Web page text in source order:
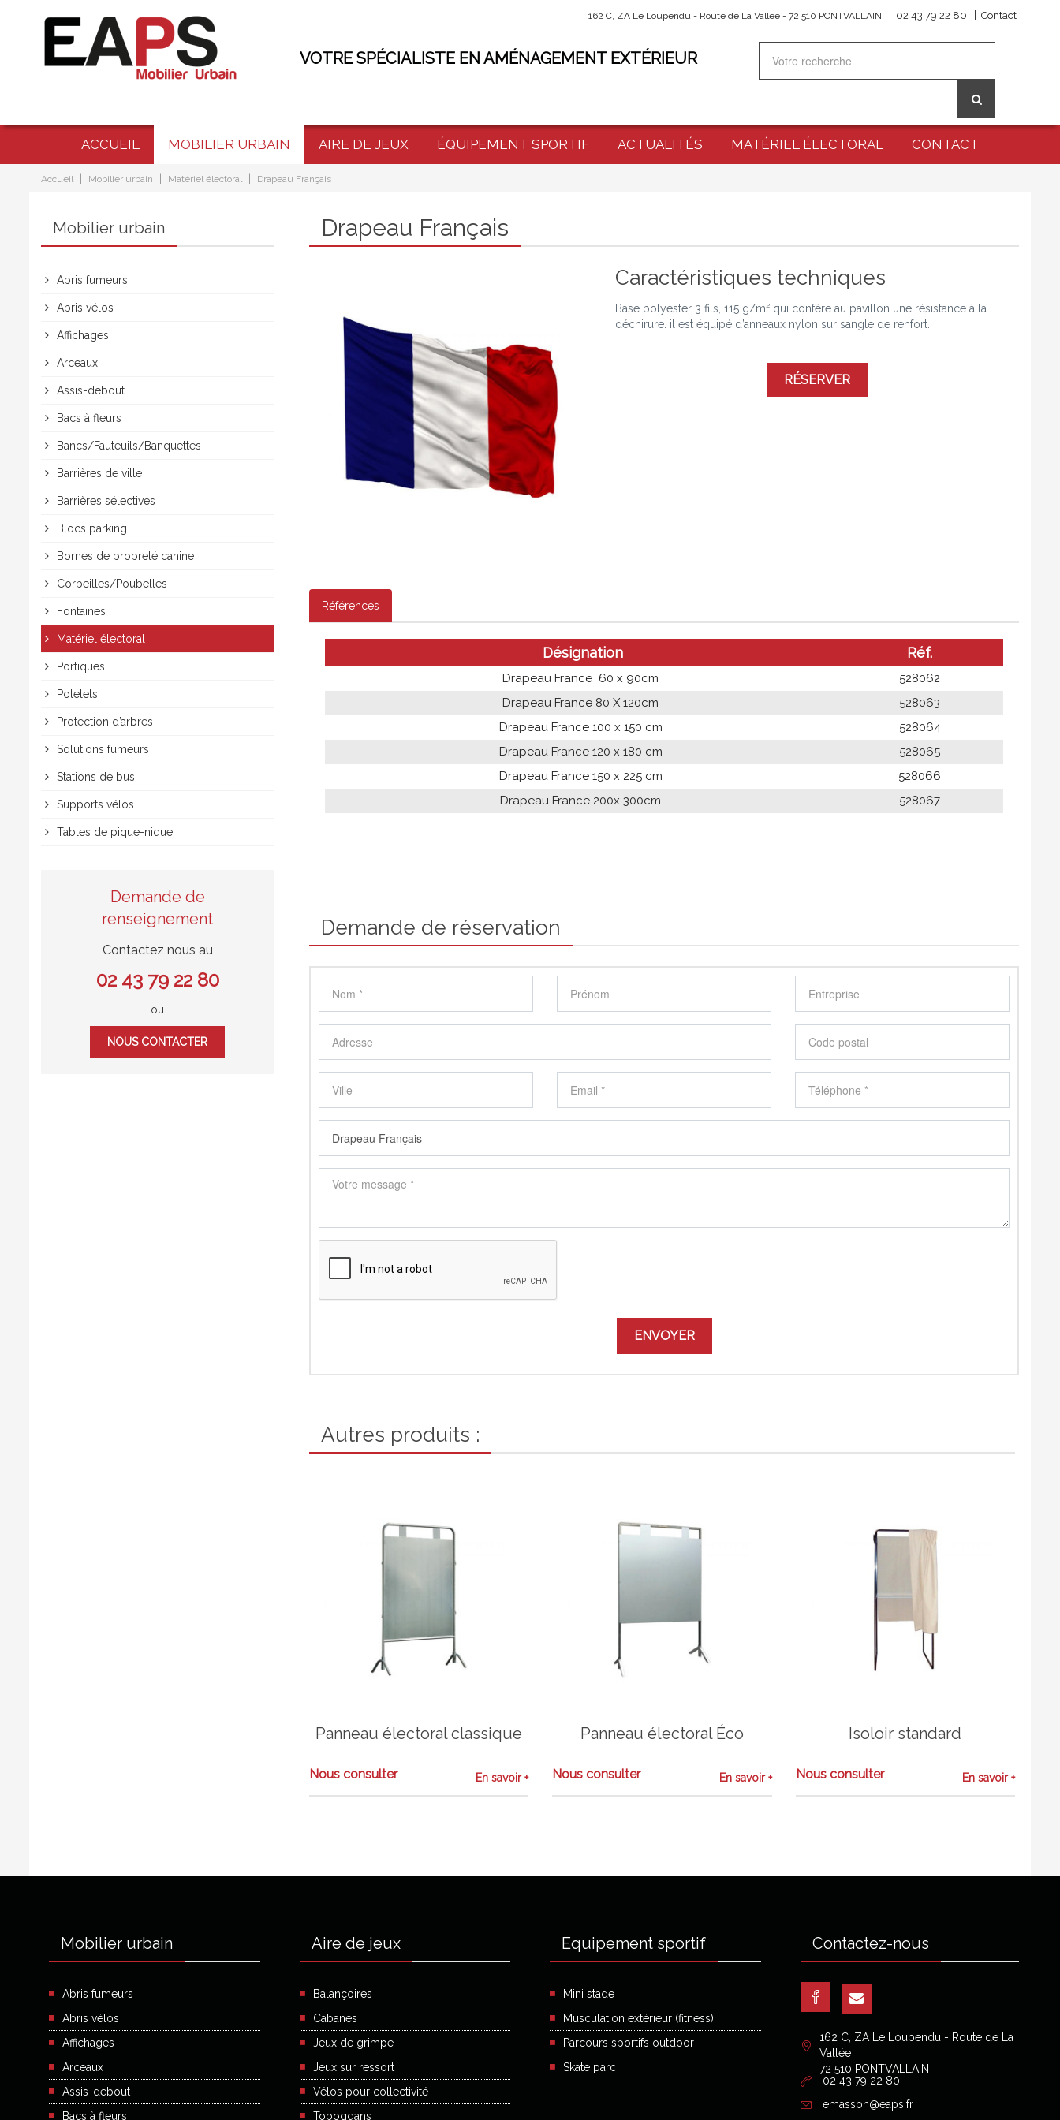
162 C, ZA Le Loupendu - Route de La Vallée - 72 510 PONTVALLAIN 02 43 79 22 80 Contact
VOTRE SPÉCIALISTE EN AMÉNAGEMENT EXTÉRIEUR
ACCUEIL MOBILIER URBAIN AIRE DE JEUX ÉQUIPEMENT SPORTIF ACTUALITÉS MATÉRIEL ÉLECTORAL CONTACT
Accueil Mobilier urbain Matériel électoral Drapeau Français
Drapeau Français
Caractéristiques techniques
Base polyester 3 fils, 115 g/m² qui confère au pavillon une résistance à la
déchirure. il est équipé d’anneaux nylon sur sangle de renfort.
RÉSERVER
Références
Désignation Réf.
Drapeau France 60 x 90cm
528062
Drapeau France 80 X 120cm
528063
Drapeau France 100 x 150 cm
528064
Drapeau France 120 x 180 cm
528065
Drapeau France 150 x 225 cm
528066
Drapeau France 200x 300cm
528067
Demande de réservation
Autres produits :
Panneau électoral classique
Nous consulter En savoir +
Panneau électoral Éco
Nous consulter En savoir +
Isoloir standard
Nous consulter En savoir +
Mobilier urbain
Abris fumeurs
Abris vélos
Affichages
Arceaux
Assis-debout
Bacs à fleurs
Bancs/Fauteuils/Banquettes
Barrières de ville
Barrières sélectives
Blocs parking
Bornes de propreté canine
Corbeilles/Poubelles
Fontaines
Matériel électoral
Portiques
Potelets
Protection d’arbres
Solutions fumeurs
Stations de bus
Supports vélos
Tables de pique-nique
Demande de
renseignement
Contactez nous au
02 43 79 22 80
ou
NOUS CONTACTER
Mobilier urbain
Abris fumeurs
Abris vélos
Affichages
Arceaux
Assis-debout
Bacs à fleurs
Aire de jeux
Balançoires
Cabanes
Jeux de grimpe
Jeux sur ressort
Vélos pour collectivité
Toboggans
Equipement sportif
Mini stade
Musculation extérieur (fitness)
Parcours sportifs outdoor
Skate parc
Contactez-nous
162 C, ZA Le Loupendu - Route de La
Vallée
72 510 PONTVALLAIN
02 43 79 22 80
emasson@eaps.fr